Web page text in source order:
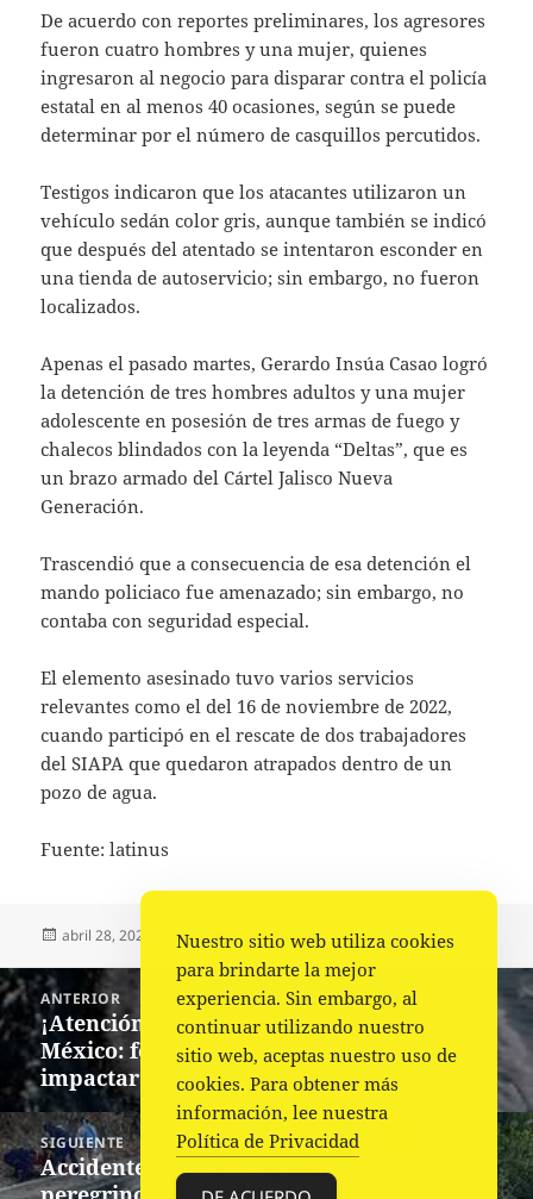
De acuerdo con reportes preliminares, los agresores
fueron cuatro hombres y una mujer, quienes
ingresaron al negocio para disparar contra el policía
estatal en al menos 40 ocasiones, según se puede
determinar por el número de casquillos percutidos.
Testigos indicaron que los atacantes utilizaron un
vehículo sedán color gris, aunque también se indicó
que después del atentado se intentaron esconder en
una tienda de autoservicio; sin embargo, no fueron
localizados.
Apenas el pasado martes, Gerardo Insúa Casao logró
la detención de tres hombres adultos y una mujer
adolescente en posesión de tres armas de fuego y
chalecos blindados con la leyenda “Deltas”, que es
un brazo armado del Cártel Jalisco Nueva
Generación.
Trascendió que a consecuencia de esa detención el
mando policiaco fue amenazado; sin embargo, no
contaba con seguridad especial.
El elemento asesinado tuvo varios servicios
relevantes como el del 16 de noviembre de 2022,
cuando participó en el rescate de dos trabajadores
del SIAPA que quedaron atrapados dentro de un
pozo de agua.
Fuente: latinus
Publicado
abril 28, 2024 Autor
Fuente Categorías
Nacional
Navegación
de
entradas
ANTERIOR
Entrada
anterior:
¡Atención!, huracán Alberto se dirige a
México: fecha exacta y estados que
impactará
SIGUIENTE
Siguiente
Accidente en Malinalco; fallecen 14
Nuestro sitio web utiliza cookies
para brindarte la mejor
experiencia. Sin embargo, al
continuar utilizando nuestro
sitio web, aceptas nuestro uso de
cookies. Para obtener más
información, lee nuestra
Política de Privacidad